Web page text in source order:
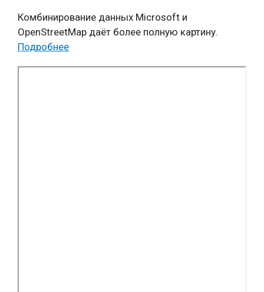
Комбинирование данных Microsoft и
OpenStreetMap даёт более полную картину.
Подробнее